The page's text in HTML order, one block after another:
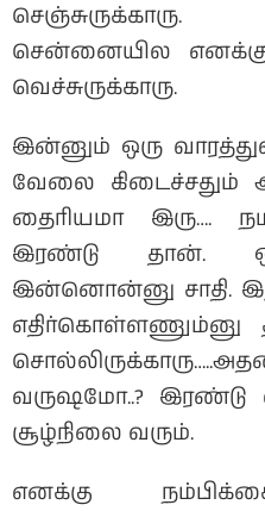
சென்னையில
வெச்சுருக்காரு.
இன்னும் ஒரு வாரத்துல
வேலை கிடைச்சதும்
தைரியமா இரு….
இரண்டு தான்.
இன்னொன்னு சாதி.
எதிர்கொள்ளணும்னு
வருஷமோ..? இரண்டு
சூழ்நிலை வரும்.
எனக்கு